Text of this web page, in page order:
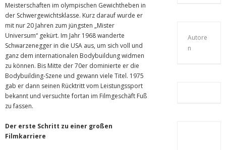
Meisterschaften im olympischen Gewichtheben in
der Schwergewichtsklasse. Kurz darauf wurde er
mit nur 20 Jahren zum jüngsten „Mister
Universum“ gekürt. Im Jahr 1968 wanderte
Schwarzenegger in die USA aus, um sich voll und
ganz dem internationalen Bodybuildung widmen
zu können. Bis Mitte der 70er dominierte er die
Bodybuilding-Szene und gewann viele Titel. 1975
gab er dann seinen Rücktritt vom Leistungssport
bekannt und versuchte fortan im Filmgeschäft Fuß
zu fassen.
Der erste Schritt zu einer großen
Filmkarriere
Autore
n